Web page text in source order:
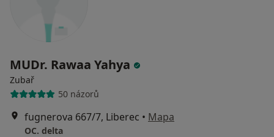
MUDr. Rawaa Yahya
Zubař
50 názorů
fugnerova 667/7, Liberec • Mapa
OC. delta